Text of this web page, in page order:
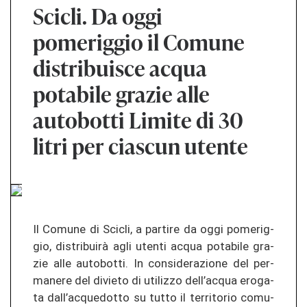
Scicli. Da oggi
pomeriggio il Comune
distribuisce acqua
potabile grazie alle
autobotti Limite di 30
litri per ciascun utente
Il Co­mu­ne di Sci­cli, a par­ti­re da oggi po­me­rig­
gio, distribuirà agli uten­ti acqua po­ta­bi­le gra­
zie alle au­to­bot­ti. In con­si­de­ra­zio­ne del per­
ma­ne­re del di­vie­to di uti­li­z­zo dell’acqua ero­ga­
ta dall’ac­que­dot­to su tutto il ter­ri­to­rio co­mu­